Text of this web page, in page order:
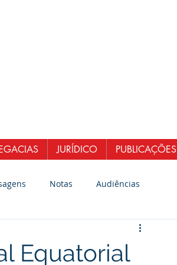
JURÍDICO PUBLICAÇÕES
Notas Audiências
Equatorial